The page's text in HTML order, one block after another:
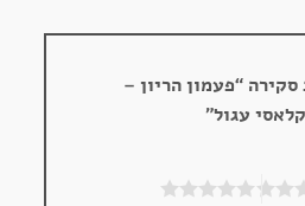
“פעמון הריון –
עגול”